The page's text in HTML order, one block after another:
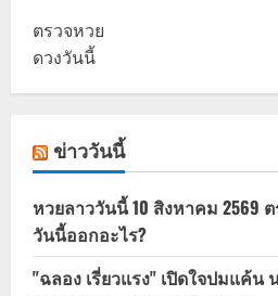
ตรวจหวย
ดวงวันนี้
ข่าววันนี้
หวยลาววันนี้ 10 สิงหาคม 2569
วันนี้ออกอะไร?
"ฉลอง เรี่ยวแรง" เปิดใจปมแค้